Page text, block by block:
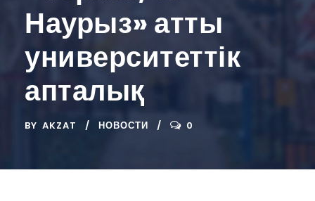
Наурыз» атты
университеттік
апталық
BY AKZAT НОВОСТИ 0